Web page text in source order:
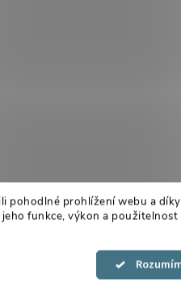
pohodlné prohlížení webu a díky
funkce, výkon a použitelnost
Souhlasím